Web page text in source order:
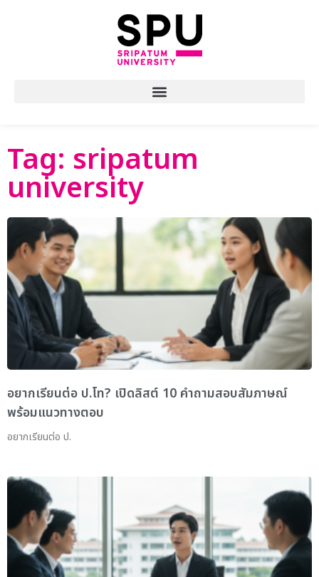
Tag: sripatum
university
อยากเรียนต่อ ป.โท? เปิดลิสต์ 10 คำถามสอบสัมภาษณ์
พร้อมแนวทางตอบ
อยากเรียนต่อ ป.